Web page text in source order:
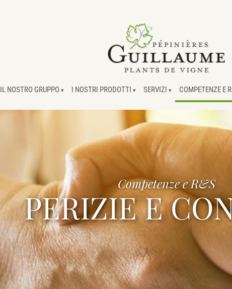
IL NOSTRO GRUPPO I NOSTRI PRODOTTI SERVIZI COMPETENZE E
Competenze e R&S
PERIZIE E